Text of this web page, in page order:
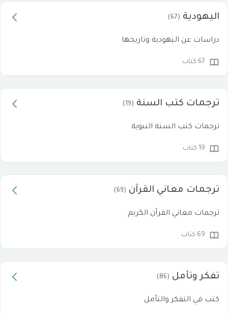
اليهودية (67)
دراسات عن اليهودية وتاريخها
67 كتاب
ترجمات كتب السنة (19)
ترجمات كتب السنة النبوية
19 كتاب
ترجمات معاني القرآن (69)
ترجمات معاني القرآن الكريم
69 كتاب
تفكر وتأمل (86)
كتب في التفكر والتأمل